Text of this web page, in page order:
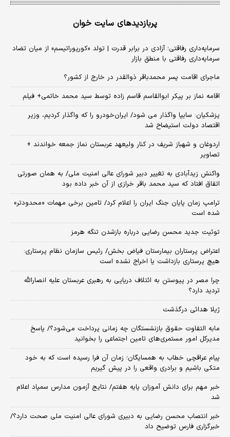
پربازدیدهای سایت خوان
سرمایه‌داری رفاقتی؛ آزادی در برابر قدرت | تولد «کورپوراتیسم» از میان تضاد
سرمایه‌داری رفاقتی با منطق بازار
ماجرای اقامت پسر محمدباقر ذوالقدر در خارج از کشور؟
اقامه نماز بر پیکر ابوالقاسم قاسم زاده توسط سید محمد خاتمی+ فیلم
پزشکیان: سایپا واگذار می شود/ ایران‌خودرو را که واگذار کردیم، وزیر
اقتصاد دولت استیضاح شد
اردوغان و شهباز شریف در کنار ولیعهد عربستان نماز جمعه خواندند +
تصاویر
واکنش زیدآبادی به تغییر دبیر شورای عالی امنیت ملی/ به همان صورتی
اتفاق افتاد که سید محمد باقر خرازی از آن خبر داده بود
ترامپ زمان پایان جنگ ایران را اعلام کرد/ تامین برخی مهمات «محدودتر»
شده است
توئیت جدید محسن رضایی درباره بازشدن تنگه هرمز
اعتراض پرستاران بیمارستان فیاض بخش/ رئیس سازمان نظام پرستاری:
هیچ پرستاری بازداشت یا اخراج نشده است
چرا مصر در پیوستن به ائتلاف دریایی به رهبری عربستان علیه انصارالله
تردید دارد؟
ژیلا هدائی درگذشت
مابه التفاوت حقوق بازنشستگان چه زمانی پرداخت می‌شود؟/ پاسخ
مدیرکل امور مستمری‌های تامین اجتماعی را بخوانید
پیام عراقچی خطاب به همسایگان؛ زمان آن فرا رسیده است که به خود
متکی باشیم و برادری واقعی را در پیش گیریم
خبر مهم برای دانش آموزان پایه هفتم/ نتایج آزمون مدارس سمپاد اعلام
شد
خبر انتصاب محسن رضایی به دبیری شورای عالی امنیت ملی صحت دارد؟/
خبرگزاری فارس توضیح داد